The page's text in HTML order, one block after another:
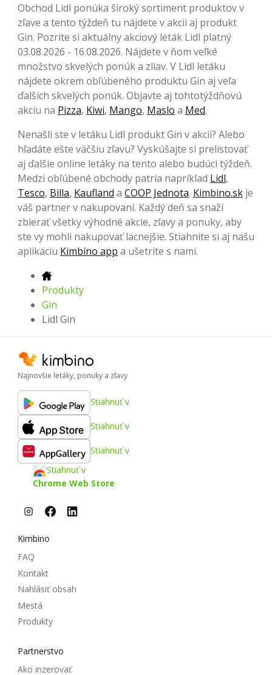
Obchod Lidl ponúka široký sortiment produktov v
zľave a tento týždeň tu nájdete v akcii aj produkt
Gin. Pozrite si aktuálny akciový leták Lidl platný
03.08.2026 - 16.08.2026. Nájdete v ňom veľké
množstvo skvelých ponúk a zliav. V Lidl letáku
nájdete okrem obľúbeného produktu Gin aj veľa
ďalších skvelých ponúk. Objavte aj tohtotýždňovú
akciu na Pizza, Kiwi, Mango, Maslo a Med.
Nenašli ste v letáku Lidl produkt Gin v akcii? Alebo
hľadáte ešte väčšiu zľavu? Vyskúšajte si prelistovať
aj ďalšie online letáky na tento alebo budúci týždeň.
Medzi obľúbené obchody patria napríklad Lidl,
Tesco, Billa, Kaufland a COOP Jednota. Kimbino.sk je
váš partner v nakupovaní. Každý deň sa snaží
zbierať všetky výhodné akcie, zľavy a ponuky, aby
ste vy mohli nakupovať lacnejšie. Stiahnite si aj našu
aplikáciu Kimbino app a ušetrite s nami.
Produkty
Gin
Lidl Gin
Najnovšie letáky, ponuky a zľavy
Stiahnuť v
Stiahnuť v
Stiahnuť v
Stiahnuť v
Chrome Web Store
Kimbino
FAQ
Kontakt
Nahlásiť obsah
Mestá
Produkty
Partnerstvo
Ako inzerovať